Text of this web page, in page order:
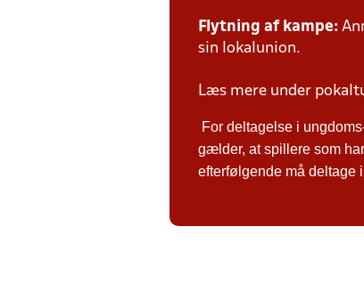
Flytning af kampe:
sin lokalunion.
Læs mere under
For deltagelse i
gælder, at spillere som
efterfølgende må deltage